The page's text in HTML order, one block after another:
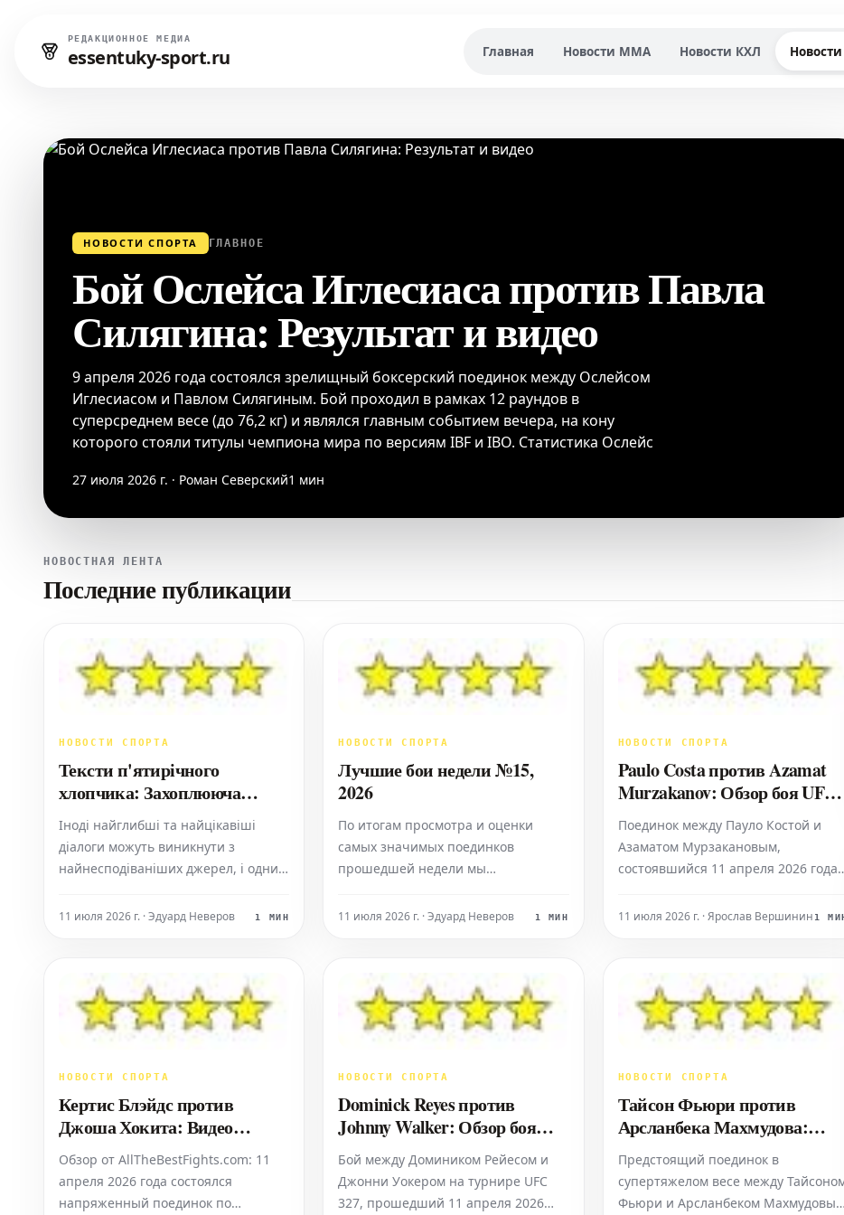
РЕДАКЦИОННОЕ МЕДИА
essentuky-sport.ru Главная Новости MMA Новости КХЛ
НОВОСТИ СПОРТА ГЛАВНОЕ
Бой Ослейса Иглесиаса против Павла
Силягина: Результат и видео
9 апреля 2026 года состоялся зрелищный боксерский поединок между Ослейсом
Иглесиасом и Павлом Силягиным. Бой проходил в рамках 12 раундов в
суперсреднем весе (до 76,2 кг) и являлся главным событием вечера, на кону
которого стояли титулы чемпиона мира по версиям IBF и IBO. Статистика Ослейс
27 июля 2026 г. · Роман Северский1 мин
НОВОСТНАЯ ЛЕНТА
Последние публикации
НОВОСТИ СПОРТА
Тексти п'ятирічного
хлопчика: Захоплююча
розмова з дитиною
Іноді найглибші та найцікавіші
діалоги можуть виникнути з
найнесподіваніших джерел, і одним
п'ятирічна дитина. Нещодавня
пригоду, яка розкрила дивовижний
світ його уяви, логіки та унікального
погляду на навколишній
11 июля 2026 г. · Эдуард Неверов 1 МИН
НОВОСТИ СПОРТА
Лучшие бои недели №15,
2026
По итогам просмотра и оценки
самых значимых поединков
прошедшей недели мы
боев в каждой категории: бокс,
обязаны увидеть! В этой подборке
мы учитываем события 15-й недели
2026 года, с 6 по 12 апреля 2026 го
11 июля 2026 г. · Эдуард Неверов 1 МИН
НОВОСТИ СПОРТА
Paulo Costa против Azamat
Murzakanov: Обзор боя UFC
327
Поединок между Пауло Костой и
Азаматом Мурзакановым,
состоявшийся 11 апреля 2026 года
оценен как хороший бой,
поясом по бразильскому джиу-
джитсу, занимающий
11 июля 2026 г. · Ярослав Вершинин 1
НОВОСТИ СПОРТА
Кертис Блэйдс против
Джоша Хокита: Видео
лучших моментов UFC 327 –
2026
Обзор от AllTheBestFights.com: 11
апреля 2026 года состоялся
напряженный поединок по
НОВОСТИ СПОРТА
Dominick Reyes против
Johnny Walker: Обзор боя
UFC 327
Бой между Домиником Рейесом и
Джонни Уокером на турнире UFC
327, прошедший 11 апреля 2026
НОВОСТИ СПОРТА
Тайсон Фьюри против
Арсланбека Махмудова:
Полный анализ боя 2026
Предстоящий поединок в
супертяжелом весе между
Фьюри и Арсланбеком Махмудовым